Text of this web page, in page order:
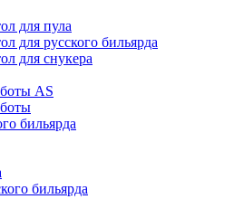
для пула
для русского бильярда
для снукера
AS
бильярда
бильярда